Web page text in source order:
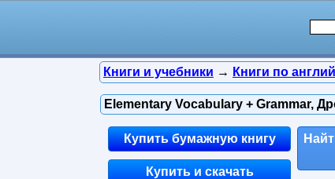
Книги и учебники → Книги по
Elementary Vocabulary + Grammar,
Купить бумажную книгу
Купить и скачать